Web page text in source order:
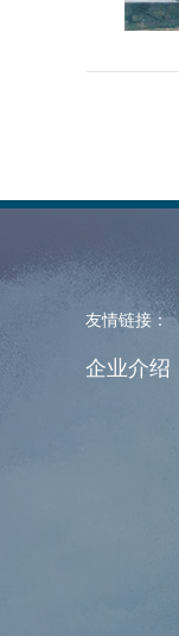
友情链接：
企业介绍